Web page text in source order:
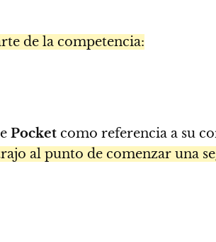
de la competencia:
Pocket como referencia a su
al punto de comenzar una